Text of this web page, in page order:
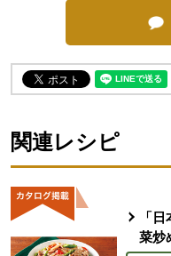
関連レシピ
「
菜炒